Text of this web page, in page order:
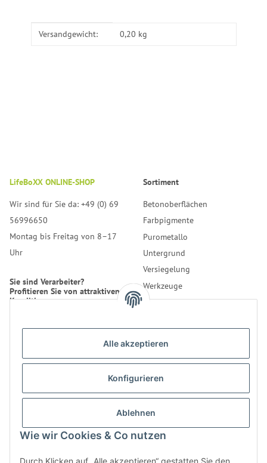
Alle akzeptieren
Konfigurieren
Ablehnen
Wie wir Cookies & Co nutzen
Durch Klicken auf „Alle akzeptieren“ gestatten Sie den
Produkteigenschaft
Wert
Versandgewicht: 0,20 kg
LifeBoXX ONLINE-SHOP
Wir sind für Sie da: +49 (0) 69
56996650
Montag bis Freitag von 8–17
Uhr
Sie sind Verarbeiter?
Profitieren Sie von attraktiven
Konditionen.
USt., zzgl.Versand
Sortiment
Betonoberflächen
Farbpigmente
Purometallo
Untergrund
Versiegelung
Werkzeuge
Reinigung
LifeBoXX GmbH
60316 Frankfurt
Bestellung
Informationen